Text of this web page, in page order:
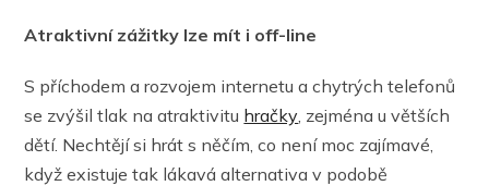
Atraktivní zážitky lze mít i off-line
S příchodem a rozvojem internetu a chytrých telefonů
se zvýšil tlak na atraktivitu hračky, zejména u větších
dětí. Nechtějí si hrát s něčím, co není moc zajímavé,
když existuje tak lákavá alternativa v podobě